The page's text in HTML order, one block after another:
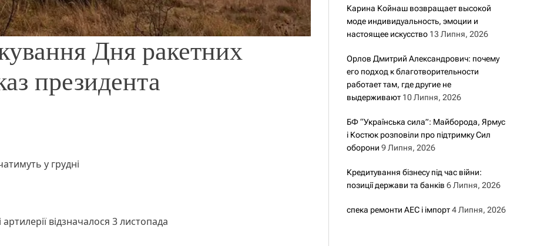
Дня ракетних
президента
у грудні
відзначалося 3 листопада
Карина Койнаш возвращает высокой
моде индивидуальность, эмоции и
настоящее искусство 13 Липня, 2026
Орлов Дмитрий Александрович: почему
его подход к благотворительности
работает там, где другие не
выдерживают 10 Липня, 2026
БФ “Українська сила”: Майборода, Ярмус
і Костюк розповіли про підтримку Сил
оборони 9 Липня, 2026
Кредитування бізнесу під час війни:
позиції держави та банків 6 Липня, 2026
спека ремонти АЕС і імпорт 4 Липня, 2026